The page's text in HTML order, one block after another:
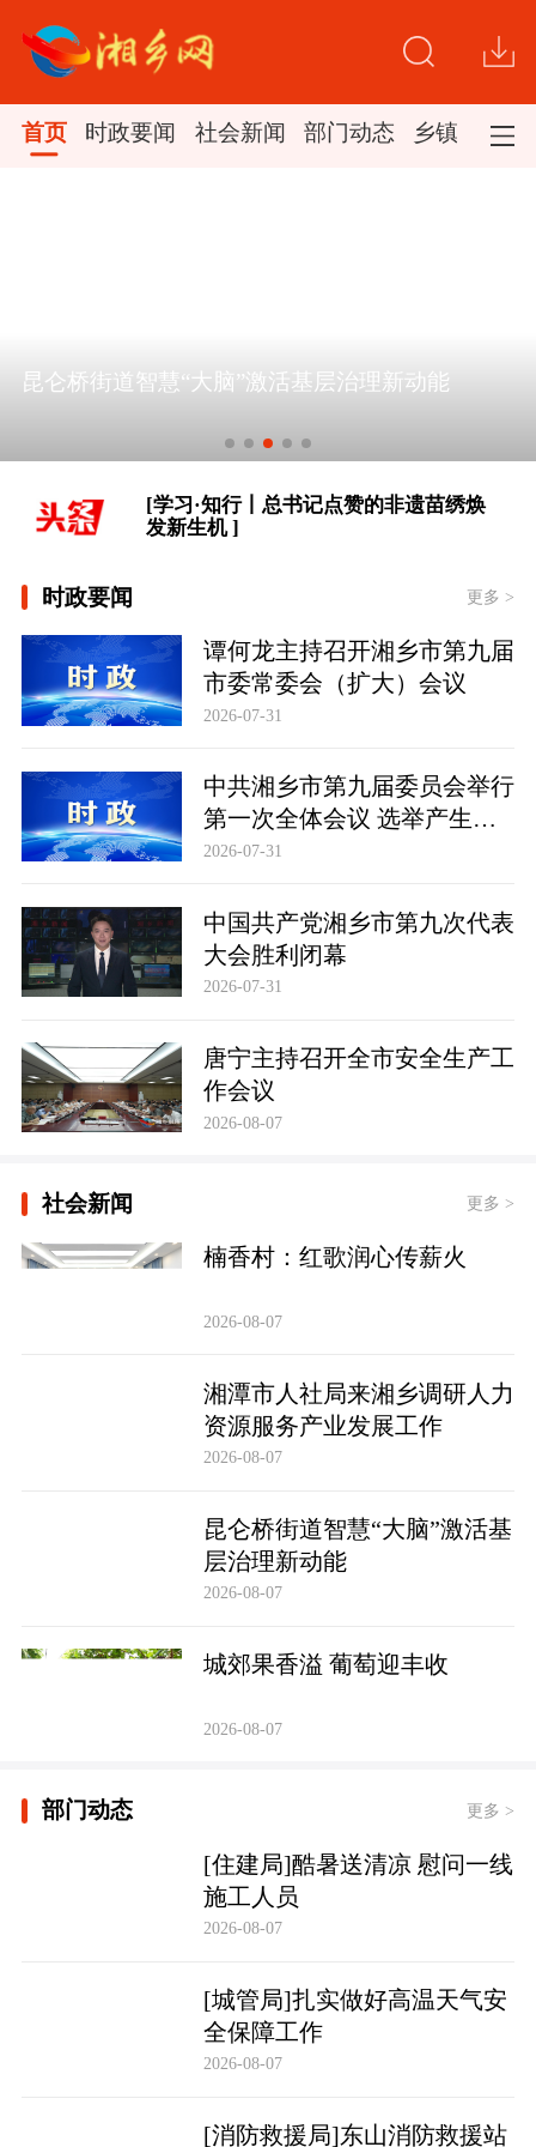
首页 时政要闻 社会新闻 部门动态 乡镇新闻
昆仑桥街道智慧“大脑”激活基层治理新动能
体育事业” ]
大道行天下丨以心相交，成其久远——
中国元首外交的世界情怀与大国气派
[学习·知行丨总书记点赞的非遗苗绣焕
发新生机 ]
大道行天下丨以心相交，成其久远——
中国元首外交的世界情怀与大国气派
时政要闻 更多 >
谭何龙主持召开湘乡市第九届
市委常委会（扩大）会议
2026-07-31
中共湘乡市第九届委员会举行
第一次全体会议 选举产生新
一届市委常委班子
2026-07-31
中国共产党湘乡市第九次代表
大会胜利闭幕
2026-07-31
唐宁主持召开全市安全生产工
作会议
2026-08-07
社会新闻 更多 >
楠香村：红歌润心传薪火
2026-08-07
湘潭市人社局来湘乡调研人力
资源服务产业发展工作
2026-08-07
昆仑桥街道智慧“大脑”激活基
层治理新动能
2026-08-07
城郊果香溢 葡萄迎丰收
2026-08-07
部门动态 更多 >
[住建局]酷暑送清凉 慰问一线
施工人员
2026-08-07
[城管局]扎实做好高温天气安
全保障工作
2026-08-07
[消防救援局]东山消防救援站